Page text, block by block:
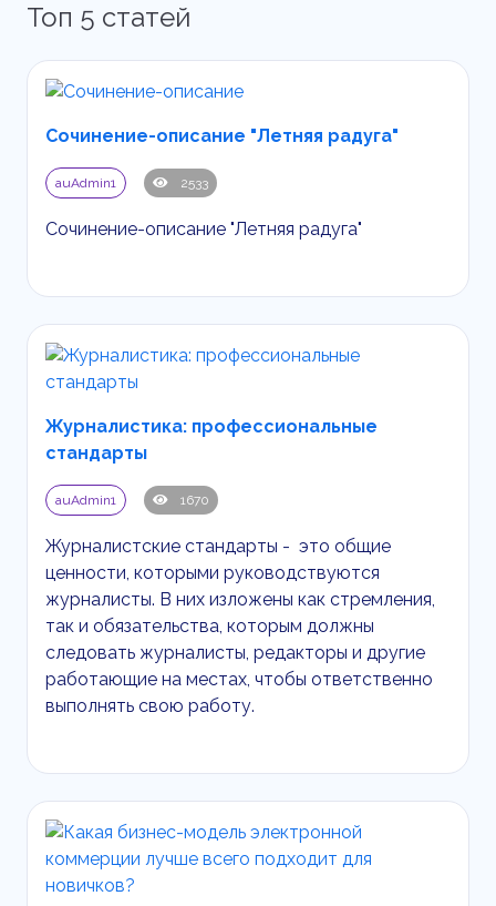
Топ 5 статей
Сочинение-описание "Летняя радуга"
auAdmin1 2533
Сочинение-описание "Летняя радуга"
Журналистика: профессиональные
стандарты
auAdmin1 1670
Журналистские стандарты - это общие
ценности, которыми руководствуются
журналисты. В них изложены как стремления,
так и обязательства, которым должны
следовать журналисты, редакторы и другие
работающие на местах, чтобы ответственно
выполнять свою работу.